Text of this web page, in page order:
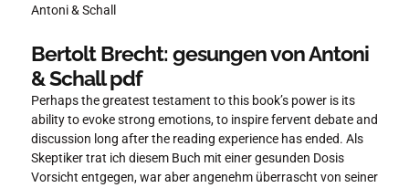
Antoni & Schall
Bertolt Brecht: gesungen von Antoni
& Schall pdf
Perhaps the greatest testament to this book’s power is its
ability to evoke strong emotions, to inspire fervent debate and
discussion long after the reading experience has ended. Als
Skeptiker trat ich diesem Buch mit einer gesunden Dosis
Vorsicht entgegen, war aber angenehm überrascht von seiner